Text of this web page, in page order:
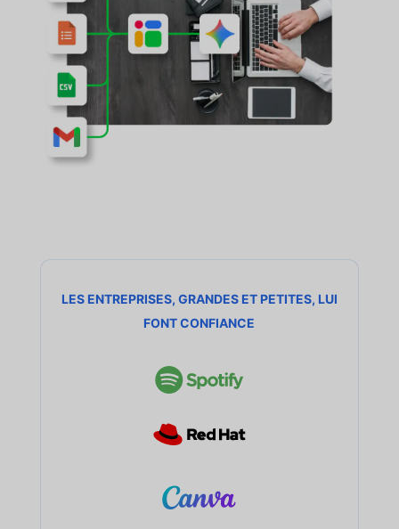
LES ENTREPRISES, GRANDES ET PETITES, LUI
FONT CONFIANCE